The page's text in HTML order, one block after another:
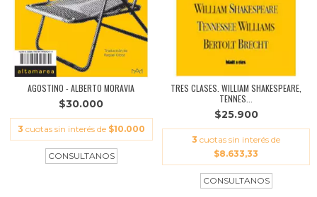
AGOSTINO - ALBERTO MORAVIA
$30.000
3 cuotas sin interés de $10.000
TRES CLASES. WILLIAM SHAKESPEARE,
TENNES...
$25.900
3 cuotas sin interés de
$8.633,33